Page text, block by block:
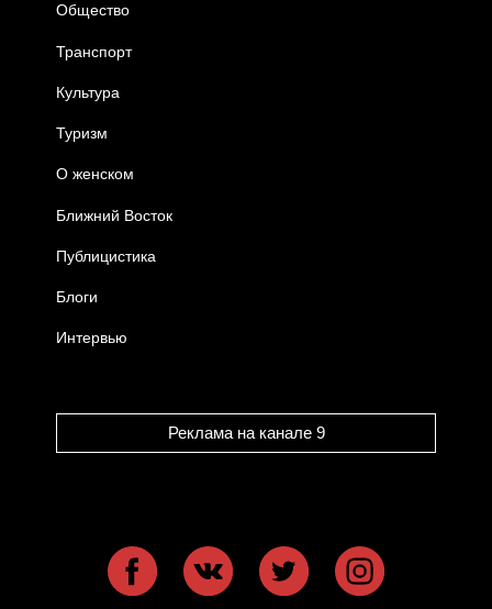
Общество
Транспорт
Культура
Туризм
О женском
Ближний Восток
Публицистика
Блоги
Интервью
Реклама на канале 9